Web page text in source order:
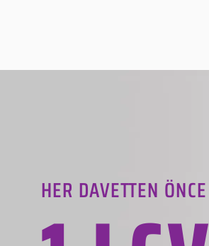
HER DAVETTEN ÖNCE